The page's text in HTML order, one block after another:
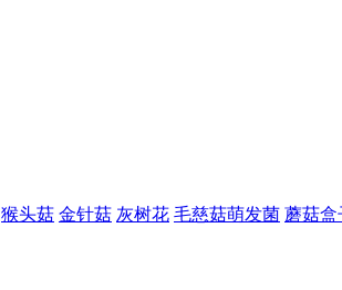
猴头菇 金针菇 灰树花 毛慈菇萌发菌 蘑菇盒